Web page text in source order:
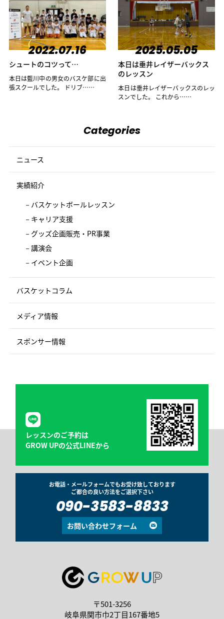
2022.07.16
シュートのコツって…
本日は藍川中の男女のバスケ部に出
張スクールでした。 ドリブ……
2025.05.05
本日は垂井レイザーバックス
のレッスン
本日は垂井レイザーバックスのレッ
スンでした。 これから……
Categories
ニュース
実績紹介
バスケットボールレッスン
キャリア支援
グッズ企画販売・PR事業
講演会
イベント企画
バスケットコラム
メディア情報
スポンサー情報
レッスンのご予約は
GROW UPの公式LINEから
お電話・メールフォームでもお受け致しております
ご都合の良い方法をご選択下さい
090-3583-8833
お問い合わせフォーム
〒501-3256
岐阜県関市巾2丁目167番地5